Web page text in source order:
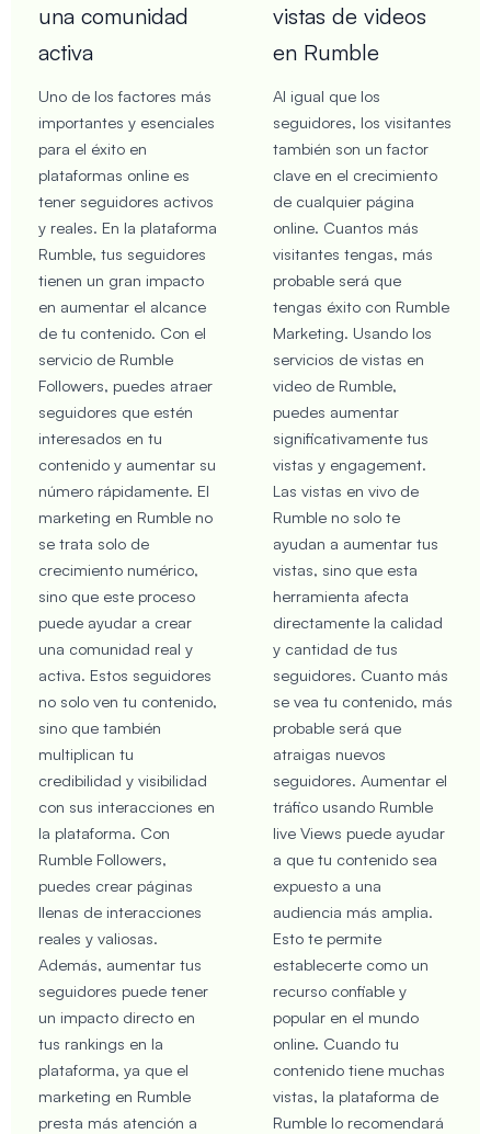
una comunidad
activa
Uno de los factores más
importantes y esenciales
para el éxito en
plataformas online es
tener seguidores activos
y reales. En la plataforma
Rumble, tus seguidores
tienen un gran impacto
en aumentar el alcance
de tu contenido. Con el
servicio de Rumble
Followers, puedes atraer
seguidores que estén
interesados en tu
contenido y aumentar su
número rápidamente. El
marketing en Rumble no
se trata solo de
crecimiento numérico,
sino que este proceso
puede ayudar a crear
una comunidad real y
activa. Estos seguidores
no solo ven tu contenido,
sino que también
multiplican tu
credibilidad y visibilidad
con sus interacciones en
la plataforma. Con
Rumble Followers,
puedes crear páginas
llenas de interacciones
reales y valiosas.
Además, aumentar tus
seguidores puede tener
un impacto directo en
tus rankings en la
plataforma, ya que el
marketing en Rumble
presta más atención a
vistas de videos
en Rumble
Al igual que los
seguidores, los visitantes
también son un factor
clave en el crecimiento
de cualquier página
online. Cuantos más
visitantes tengas, más
probable será que
tengas éxito con Rumble
Marketing. Usando los
servicios de vistas en
video de Rumble,
puedes aumentar
significativamente tus
vistas y engagement.
Las vistas en vivo de
Rumble no solo te
ayudan a aumentar tus
vistas, sino que esta
herramienta afecta
directamente la calidad
y cantidad de tus
seguidores. Cuanto más
se vea tu contenido, más
probable será que
atraigas nuevos
seguidores. Aumentar el
tráfico usando Rumble
live Views puede ayudar
a que tu contenido sea
expuesto a una
audiencia más amplia.
Esto te permite
establecerte como un
recurso confiable y
popular en el mundo
online. Cuando tu
contenido tiene muchas
vistas, la plataforma de
Rumble lo recomendará